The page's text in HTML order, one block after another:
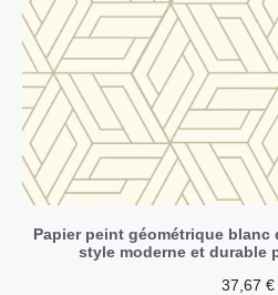
Papier peint géométrique blanc
style moderne et durable
37,67 €